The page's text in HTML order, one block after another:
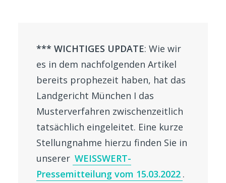
*** WICHTIGES UPDATE: Wie wir
es in dem nachfolgenden Artikel
bereits prophezeit haben, hat das
Landgericht München I das
Musterverfahren zwischenzeitlich
tatsächlich eingeleitet. Eine kurze
Stellungnahme hierzu finden Sie in
unserer WEISSWERT-
Pressemitteilung vom 15.03.2022 .